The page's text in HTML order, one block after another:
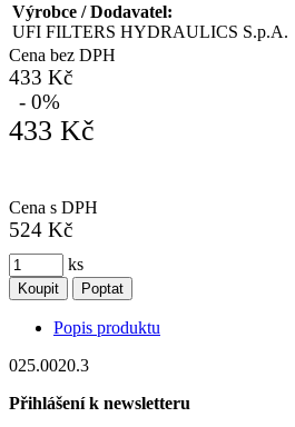
Výrobce / Dodavatel:
UFI FILTERS HYDRAULICS S.p.A.
Cena bez DPH
433 Kč
- 0%
433 Kč
Cena s DPH
524 Kč
ks
Koupit Poptat
Popis produktu
025.0020.3
Přihlášení k newsletteru